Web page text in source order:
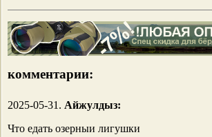
комментарии:
2025-05-31. Айжулдыз:
Что едать озерныи лигушки